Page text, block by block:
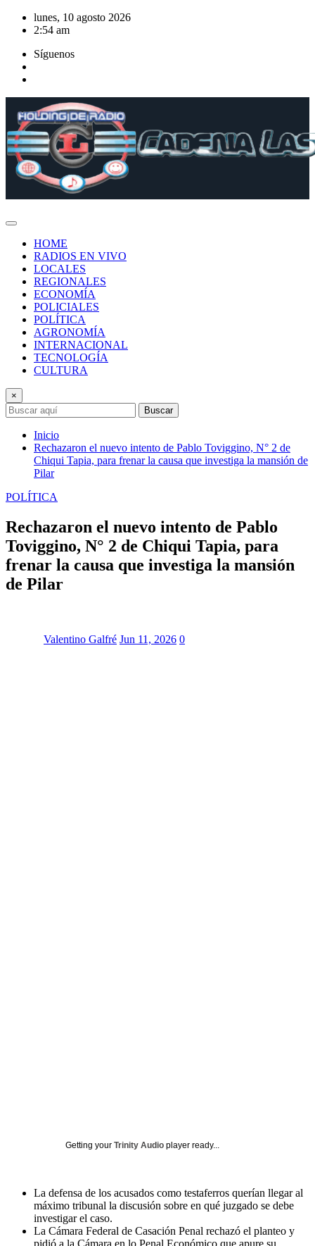
Saltar
lunes, 10 agosto 2026
2:54 am
Síguenos
HOME
RADIOS EN VIVO
LOCALES
REGIONALES
ECONOMÍA
POLICIALES
POLÍTICA
AGRONOMÍA
INTERNACIONAL
TECNOLOGÍA
CULTURA
×
Buscar
Inicio
Rechazaron el nuevo intento de Pablo Toviggino, N° 2 de
Chiqui Tapia, para frenar la causa que investiga la mansión de
Pilar
POLÍTICA
Rechazaron el nuevo intento de Pablo
Toviggino, N° 2 de Chiqui Tapia, para
frenar la causa que investiga la mansión
de Pilar
Valentino Galfré Jun 11, 2026 0
Getting your Trinity Audio player ready...
La defensa de los acusados como testaferros querían llegar al
máximo tribunal la discusión sobre en qué juzgado se debe
investigar el caso.
La Cámara Federal de Casación Penal rechazó el planteo y
pidió a la Cámara en lo Penal Económico que apure su